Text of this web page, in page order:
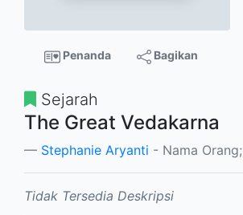
Penanda Bagikan
Sejarah
The Great Vedakarna
Stephanie Aryanti - Nama Orang;
Tidak Tersedia Deskripsi